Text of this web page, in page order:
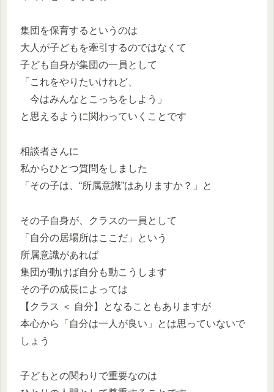
集団を保育するというのは
大人が子どもを牽引するのではなくて
子ども自身が集団の一員として
「これをやりたいけれど、
今はみんなとこっちをしよう」
と思えるように関わっていくことです
相談者さんに
私からひとつ質問をしました
「その子は、“所属意識”はありますか？」と
その子自身が、クラスの一員として
「自分の居場所はここだ」という
所属意識があれば
集団が動けば自分も動こうします
その子の成長によっては
【クラス ＜ 自分】となることもありますが
本心から「自分は一人が良い」とは思っていないで
しょう
子どもとの関わりで重要なのは